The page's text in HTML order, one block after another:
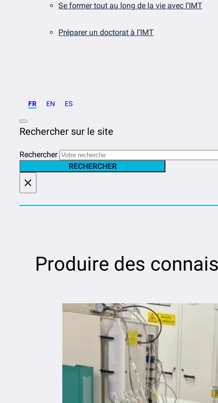
Se former tout au long de la vie avec l’IMT
Préparer un doctorat à l’IMT
FR EN ES
Rechercher sur le site
Rechercher
RECHERCHER
×
Produire des